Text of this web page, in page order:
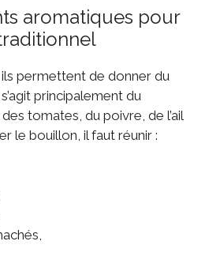
aromatiques pour
ils permettent de donner du
principalement du
tomates, du poivre, de l’ail
le bouillon, il faut réunir :